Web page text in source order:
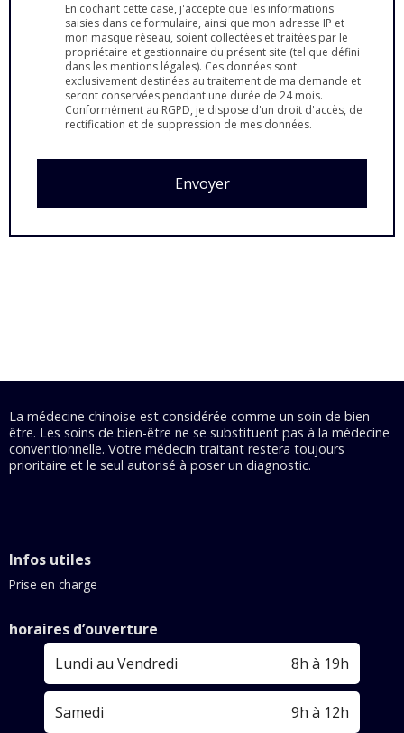
En cochant cette case, j'accepte que les informations
saisies dans ce formulaire, ainsi que mon adresse IP et
mon masque réseau, soient collectées et traitées par le
propriétaire et gestionnaire du présent site (tel que défini
dans les mentions légales). Ces données sont
exclusivement destinées au traitement de ma demande et
seront conservées pendant une durée de 24 mois.
Conformément au RGPD, je dispose d'un droit d'accès, de
rectification et de suppression de mes données.
Envoyer
La médecine chinoise est considérée comme un soin de bien-
être. Les soins de bien-être ne se substituent pas à la médecine
conventionnelle. Votre médecin traitant restera toujours
prioritaire et le seul autorisé à poser un diagnostic.
Infos utiles
Prise en charge
horaires d’ouverture
Lundi au Vendredi
8h à 19h
Samedi 9h à 12h